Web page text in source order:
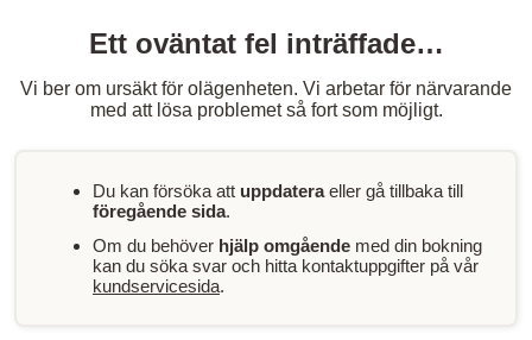
Ett oväntat fel inträffade…
Vi ber om ursäkt för olägenheten. Vi arbetar för närvarande
med att lösa problemet så fort som möjligt.
Du kan försöka att uppdateraeller gå tillbaka till
föregående sida.
Om du behöver hjälp omgående med din bokning
kan du söka svar och hitta kontaktuppgifter på vår
kundservicesida.